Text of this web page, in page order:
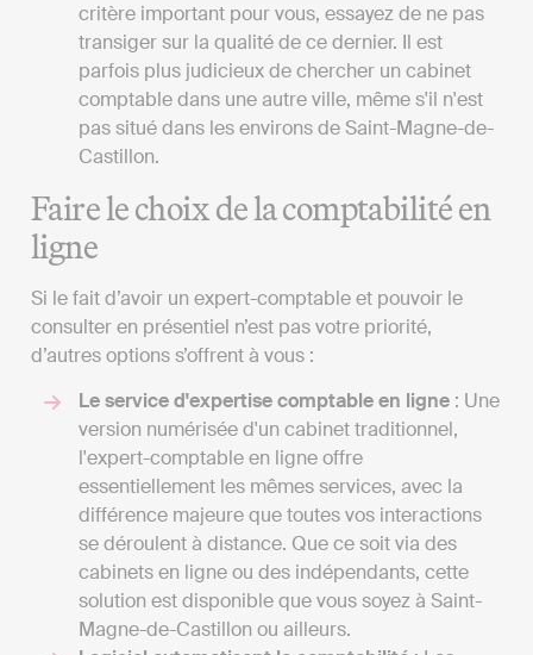
critère important pour vous, essayez de ne pas
transiger sur la qualité de ce dernier. Il est
parfois plus judicieux de chercher un cabinet
comptable dans une autre ville, même s'il n'est
pas situé dans les environs de Saint-Magne-de-
Castillon.
Faire le choix de la comptabilité en
ligne
Si le fait d’avoir un expert-comptable et pouvoir le
consulter en présentiel n’est pas votre priorité,
d’autres options s’offrent à vous :
Le service d'expertise comptable en ligne : Une
version numérisée d'un cabinet traditionnel,
l'expert-comptable en ligne offre
essentiellement les mêmes services, avec la
différence majeure que toutes vos interactions
se déroulent à distance. Que ce soit via des
cabinets en ligne ou des indépendants, cette
solution est disponible que vous soyez à Saint-
Magne-de-Castillon ou ailleurs.